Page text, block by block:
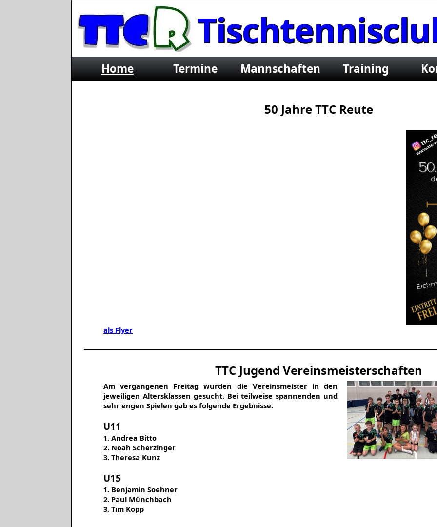
e.V.
Home Termine Mannschaften Training
50 Jahre TTC Reute
als Flyer
TTC Jugend Vereinsmeisterschaften
Am vergangenen Freitag wurden die Vereinsmeister in den
jeweiligen Altersklassen gesucht. Bei teilweise spannenden und
sehr engen Spielen gab es folgende Ergebnisse:
U11
1. Andrea Bitto
2. Noah Scherzinger
3. Theresa Kunz
U15
1. Benjamin Soehner
2. Paul Münchbach
3. Tim Kopp